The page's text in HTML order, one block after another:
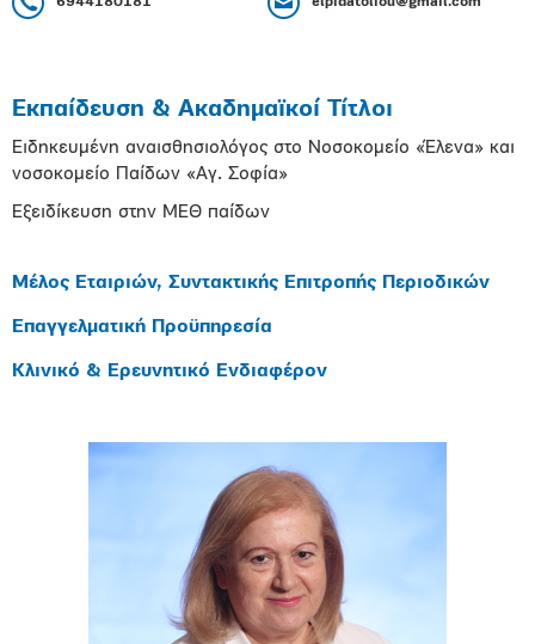
6944180181 elpidatoliou@gmail.com
Εκπαίδευση & Ακαδημαϊκοί Τίτλοι
Ειδηκευμένη αναισθησιολόγος στο Νοσοκομείο «Έλενα» και
νοσοκομείο Παίδων «Αγ. Σοφία»
Εξειδίκευση στην ΜΕΘ παίδων
Μέλος Εταιριών, Συντακτικής Επιτροπής Περιοδικών
Επαγγελματική Προϋπηρεσία
Κλινικό & Ερευνητικό Ενδιαφέρον